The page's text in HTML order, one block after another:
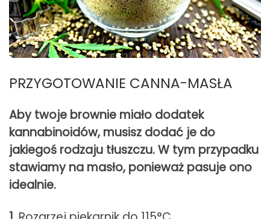
PRZYGOTOWANIE CANNA-MASŁA
Aby twoje brownie miało dodatek
kannabinoidów, musisz dodać je do
jakiegoś rodzaju tłuszczu. W tym przypadku
stawiamy na masło, ponieważ pasuje ono
idealnie.